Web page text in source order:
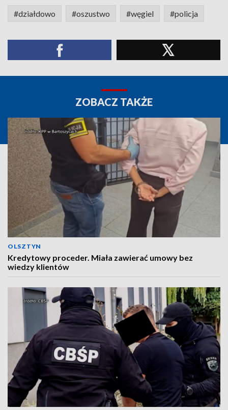
#działdowo #oszustwo #węgiel #policja
ZOBACZ TAKŻE
OLSZTYN
Kredytowy proceder. Miała zawierać umowy bez
wiedzy klientów